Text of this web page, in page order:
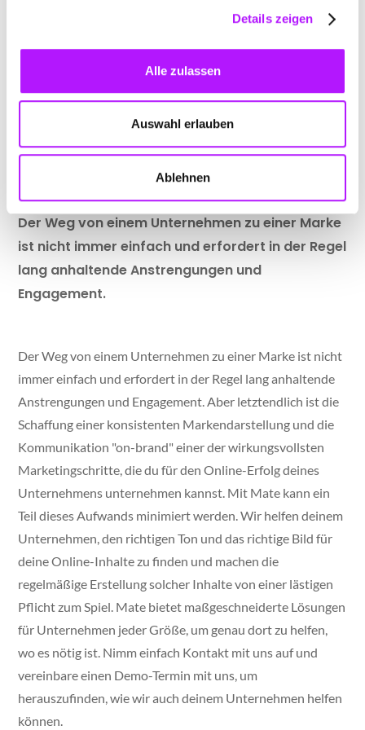
Details zeigen
Alle zulassen
Auswahl erlauben
Ablehnen
Nachrichten als Dialog oder interaktive Inhalte wie
Umfragen und Quizspiele können in dieser Hinsicht sehr
hilfreich sein. Schließlich ist es wichtig, dass du deinem
Publikum zuhörst und in Kommentaren auf seine Meinung
eingehst, um deine Markenidentität bei deinen Followern
zu verankern.
Der Weg von einem Unternehmen zu einer Marke
ist nicht immer einfach und erfordert in der Regel
lang anhaltende Anstrengungen und
Engagement.
Der Weg von einem Unternehmen zu einer Marke ist nicht
immer einfach und erfordert in der Regel lang anhaltende
Anstrengungen und Engagement. Aber letztendlich ist die
Schaffung einer konsistenten Markendarstellung und die
Kommunikation "on-brand" einer der wirkungsvollsten
Marketingschritte, die du für den Online-Erfolg deines
Unternehmens unternehmen kannst. Mit Mate kann ein
Teil dieses Aufwands minimiert werden. Wir helfen deinem
Unternehmen, den richtigen Ton und das richtige Bild für
deine Online-Inhalte zu finden und machen die
regelmäßige Erstellung solcher Inhalte von einer lästigen
Pflicht zum Spiel. Mate bietet maßgeschneiderte Lösungen
für Unternehmen jeder Größe, um genau dort zu helfen,
wo es nötig ist. Nimm einfach Kontakt mit uns auf und
vereinbare einen Demo-Termin mit uns, um
herauszufinden, wie wir auch deinem Unternehmen helfen
können.